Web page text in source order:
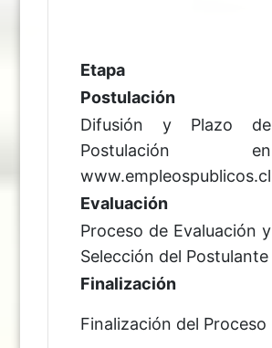
Etapa
Postulación
Difusión y Plazo de
Postulación en
www.empleospublicos.cl
Evaluación
Proceso de Evaluación y
Selección del Postulante
Finalización
Finalización del Proceso